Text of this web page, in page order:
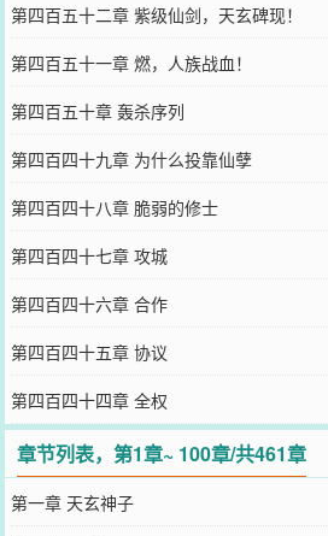
第四百五十二章 紫级仙剑，天玄碑现！
第四百五十一章 燃，人族战血！
第四百五十章 轰杀序列
第四百四十九章 为什么投靠仙孽
第四百四十八章 脆弱的修士
第四百四十七章 攻城
第四百四十六章 合作
第四百四十五章 协议
第四百四十四章 全权
章节列表，第1章~ 100章/共461章
第一章 天玄神子